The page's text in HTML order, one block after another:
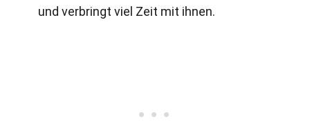
und verbringt viel Zeit mit ihnen.